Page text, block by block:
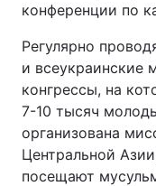
конференции по
Регулярно
и всеукраинские
конгрессы, на
7-10 тысяч
организована
Центральной
посещают